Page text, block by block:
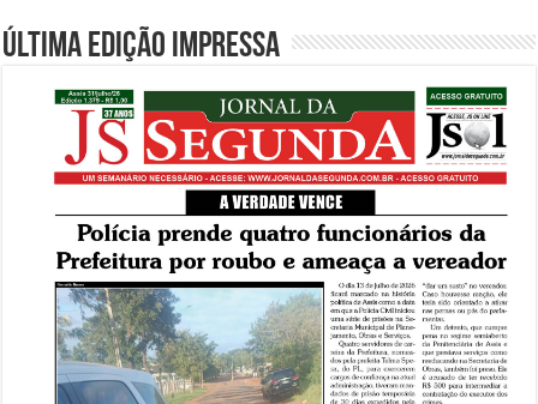
Última edição impressa